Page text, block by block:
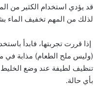
قد يؤدي استخدام الكثير من
لذلك من المهم تخفيف الماء
إذا قررت تجربتها، فابدأ
(وليس ملح الطعام) مذابة في
تنظيف لطيفة عند وضع الخليط
بأي حالة.